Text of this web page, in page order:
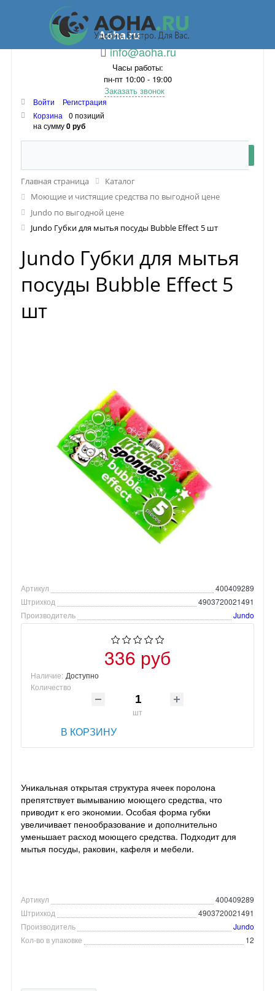
Aoha.ru
info@aoha.ru
Часы работы:
пн-пт 10:00 - 19:00
Заказать звонок
Войти
Регистрация
Корзина
0 позиций
на сумму0 руб
Главная страница
Каталог
Моющие и чистящие средства по выгодной цене
Jundo по выгодной цене
Jundo Губки для мытья посуды Bubble Effect 5 шт
Jundo Губки для мытья
посуды Bubble Effect 5
шт
Артикул
400409289
Штрихкод
4903720021491
Производитель
Jundo
336 руб
Наличие: Доступно
Количество
шт
В КОРЗИНУ
Уникальная открытая структура ячеек поролона
препятствует вымыванию моющего средства, что
приводит к его экономии. Особая форма губки
увеличивает пенообразование и дополнительно
уменьшает расход моющего средства. Подходит для
мытья посуды, раковин, кафеля и мебели.
Артикул
400409289
Штрихкод
4903720021491
Производитель
Jundo
Кол-во в упаковке
12